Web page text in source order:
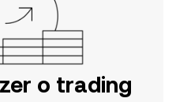
o trading